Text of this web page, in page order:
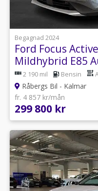
Begagnad 2024
Ford Focus
Mildhybrid E85
2 190 mil Bensin
Råbergs Bil - Kalmar
fr. 4 857 kr/mån
299 800 kr